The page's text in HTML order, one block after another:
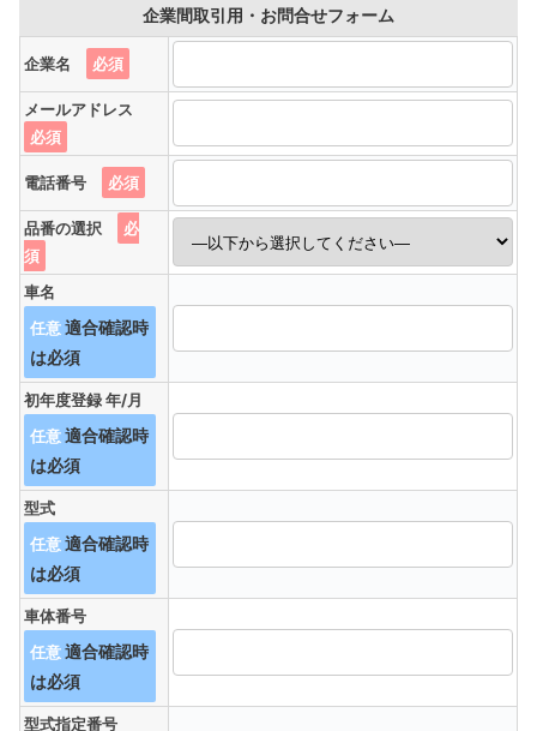
企業間取引用・お問合せフォーム
企業名 必須
メールアドレス
必須
電話番号 必須
品番の選択
必
須
車名
任意
初年度登録 年/月
任意
型式
任意
車体番号
任意
型式指定番号